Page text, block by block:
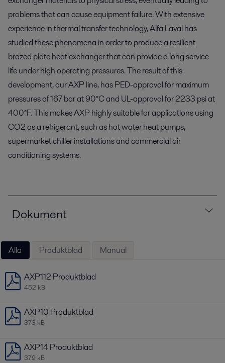
problems that can cause equipment failure. With extensive
experience in thermal transfer technology, Alfa Laval has
studied these phenomena in order to produce a resilient
brazed plate heat exchanger that can provide a long service
life under high operating pressures. The result of this
development, our AXP line, has PED-approval for maximum
pressures of 167 bar at 90°C and UL-approval for 2233 psi at
400°F. This makes AXP highly suitable for applications using
CO2 as a refrigerant, such as hot water heat pumps,
supermarket chiller installations and commercial air
conditioning systems.
Dokument
Alla Produktblad Manual
AXP112 Produktblad
452 kB
AXP10 Produktblad
373 kB
AXP14 Produktblad
379 kB